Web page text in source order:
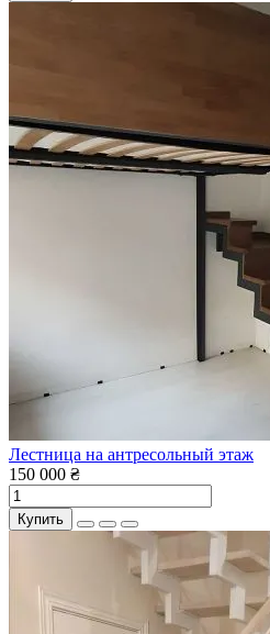
Лестница на антресольный этаж
150 000 ₴
Купить